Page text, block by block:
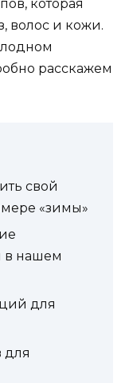
которая
волос и кожи.
расскажем
свой
«зимы»
в нашем
для
для